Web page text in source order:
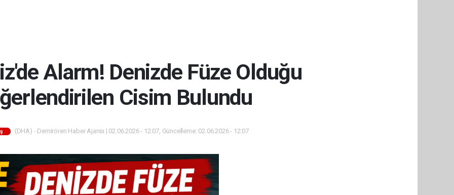
Alarm! Denizde Füze Olduğu
Cisim Bulundu
(DHA) - Demirören Haber Ajansı | 02.06.2026 - 12:07, Güncelleme: 02.06.2026 - 12:07